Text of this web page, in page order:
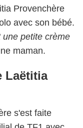
Provenchère
avec son bébé.
une petite crème
maman.
Laëtitia
s'est faite